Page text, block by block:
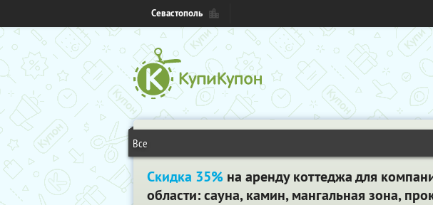
Севастополь
Все
Скидка 35% на аренду коттеджа для
области: сауна, камин, мангальная зона,